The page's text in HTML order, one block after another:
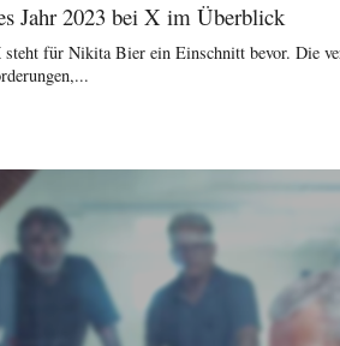
Jahr 2023 bei X im Überblick
für Nikita Bier ein Einschnitt bevor. Die